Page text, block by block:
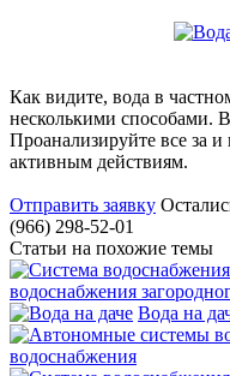
Как видите, вода в
несколькими способами.
Проанализируйте все за
активным действиям.
Отправить заявку
(966) 298-52-01
Статьи на похожие темы
водоснабжения
Вода на
водоснабжения